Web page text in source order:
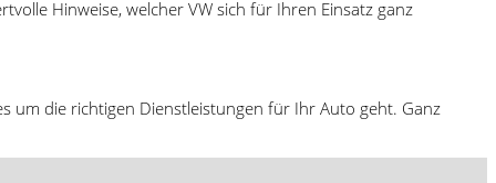
Hinweise, welcher VW sich für Ihren Einsatz ganz
um die richtigen Dienstleistungen für Ihr Auto geht. Ganz